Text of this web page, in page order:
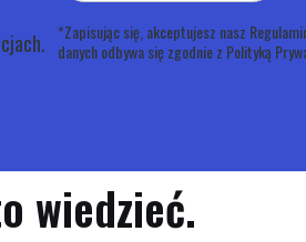
*Zapisując się, akceptujesz nasz
danych odbywa się zgodnie z Polityką
wiedzieć.